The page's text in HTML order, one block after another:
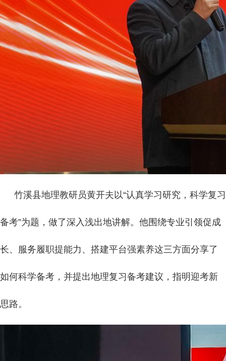
竹溪县地理教研员黄开夫以“认真学习研究，科学复习
备考”为题，做了深入浅出地讲解。他围绕专业引领促成
长、服务履职提能力、搭建平台强素养这三方面分享了
如何科学备考，并提出地理复习备考建议，指明迎考新
思路。